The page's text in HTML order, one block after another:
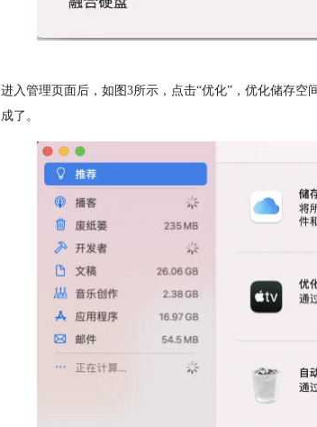
进入管理页面后，如图3所示，点击“优化”，优化储存
成了。